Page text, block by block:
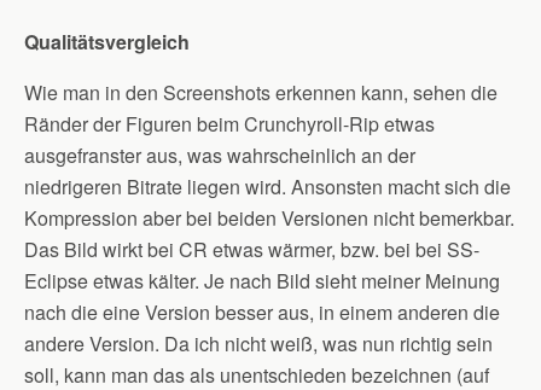
Qualitätsvergleich
Wie man in den Screenshots erkennen kann, sehen die
Ränder der Figuren beim Crunchyroll-Rip etwas
ausgefranster aus, was wahrscheinlich an der
niedrigeren Bitrate liegen wird. Ansonsten macht sich die
Kompression aber bei beiden Versionen nicht bemerkbar.
Das Bild wirkt bei CR etwas wärmer, bzw. bei bei SS-
Eclipse etwas kälter. Je nach Bild sieht meiner Meinung
nach die eine Version besser aus, in einem anderen die
andere Version. Da ich nicht weiß, was nun richtig sein
soll, kann man das als unentschieden bezeichnen (auf